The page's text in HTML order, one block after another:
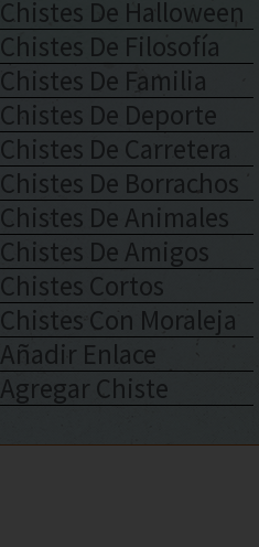
Chistes De Halloween
Chistes De Filosofía
Chistes De Familia
Chistes De Deporte
Chistes De Carretera
Chistes De Borrachos
Chistes De Animales
Chistes De Amigos
Chistes Cortos
Chistes Con Moraleja
Añadir Enlace
Agregar Chiste